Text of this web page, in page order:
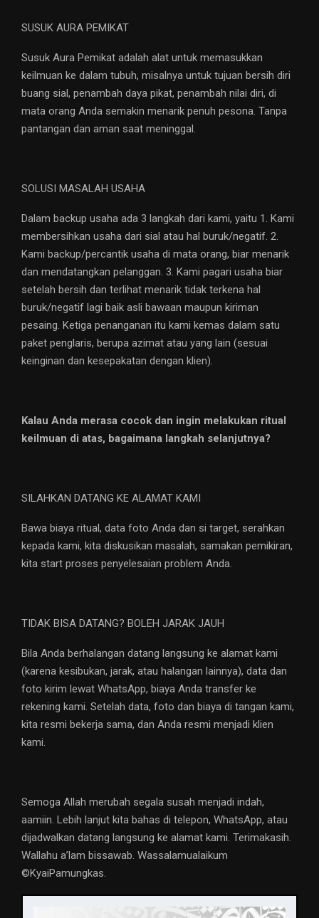
SUSUK AURA PEMIKAT
Susuk Aura Pemikat adalah alat untuk memasukkan
keilmuan ke dalam tubuh, misalnya untuk tujuan bersih diri
buang sial, penambah daya pikat, penambah nilai diri, di
mata orang Anda semakin menarik penuh pesona. Tanpa
pantangan dan aman saat meninggal.
SOLUSI MASALAH USAHA
Dalam backup usaha ada 3 langkah dari kami, yaitu 1. Kami
membersihkan usaha dari sial atau hal buruk/negatif. 2.
Kami backup/percantik usaha di mata orang, biar menarik
dan mendatangkan pelanggan. 3. Kami pagari usaha biar
setelah bersih dan terlihat menarik tidak terkena hal
buruk/negatif lagi baik asli bawaan maupun kiriman
pesaing. Ketiga penanganan itu kami kemas dalam satu
paket penglaris, berupa azimat atau yang lain (sesuai
keinginan dan kesepakatan dengan klien).
Kalau Anda merasa cocok dan ingin melakukan ritual
keilmuan di atas, bagaimana langkah selanjutnya?
SILAHKAN DATANG KE ALAMAT KAMI
Bawa biaya ritual, data foto Anda dan si target, serahkan
kepada kami, kita diskusikan masalah, samakan pemikiran,
kita start proses penyelesaian problem Anda.
TIDAK BISA DATANG? BOLEH JARAK JAUH
Bila Anda berhalangan datang langsung ke alamat kami
(karena kesibukan, jarak, atau halangan lainnya), data dan
foto kirim lewat WhatsApp, biaya Anda transfer ke
rekening kami. Setelah data, foto dan biaya di tangan kami,
kita resmi bekerja sama, dan Anda resmi menjadi klien
kami.
Semoga Allah merubah segala susah menjadi indah,
aamiin. Lebih lanjut kita bahas di telepon, WhatsApp, atau
dijadwalkan datang langsung ke alamat kami. Terimakasih.
Wallahu a’lam bissawab. Wassalamualaikum
©️KyaiPamungkas.